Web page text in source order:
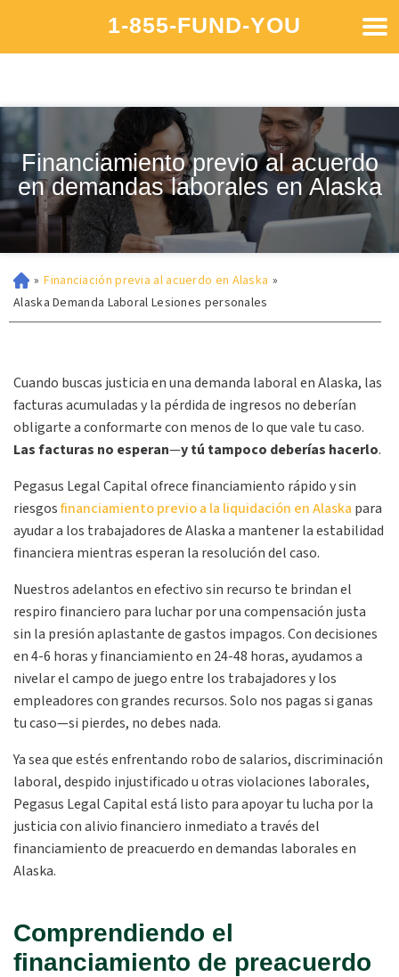
1-855-FUND-YOU
Financiamiento previo al acuerdo
en demandas laborales en Alaska
» Financiación previa al acuerdo en Alaska »
Alaska Demanda Laboral Lesiones personales
Cuando buscas justicia en una demanda laboral en Alaska, las
facturas acumuladas y la pérdida de ingresos no deberían
obligarte a conformarte con menos de lo que vale tu caso.
Las facturas no esperan—y tú tampoco deberías hacerlo.
Pegasus Legal Capital ofrece financiamiento rápido y sin
riesgosfinanciamiento previo a la liquidación en Alaska para
ayudar a los trabajadores de Alaska a mantener la estabilidad
financiera mientras esperan la resolución del caso.
Nuestros adelantos en efectivo sin recurso te brindan el
respiro financiero para luchar por una compensación justa
sin la presión aplastante de gastos impagos. Con decisiones
en 4-6 horas y financiamiento en 24-48 horas, ayudamos a
nivelar el campo de juego entre los trabajadores y los
empleadores con grandes recursos. Solo nos pagas si ganas
tu caso—si pierdes, no debes nada.
Ya sea que estés enfrentando robo de salarios, discriminación
laboral, despido injustificado u otras violaciones laborales,
Pegasus Legal Capital está listo para apoyar tu lucha por la
justicia con alivio financiero inmediato a través del
financiamiento de preacuerdo en demandas laborales en
Alaska.
Comprendiendo el
financiamiento de preacuerdo